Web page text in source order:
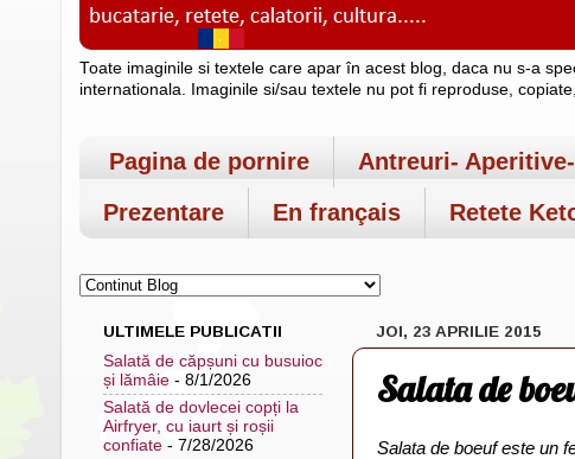
Toate imaginile si textele care apar în acest blog, daca nu s-a
internationala. Imaginile si/sau textele nu pot fi reproduse,
Pagina de pornire Antreuri-
Prezentare
En français Retete
JOI, 23 APRILIE 2015
Salata de
Salata de boeuf este un
ULTIMELE PUBLICATII
Salată de căpșuni cu busuioc
și lămâie - 8/1/2026
Salată de dovlecei copți la
Airfryer, cu iaurt și roșii
confiate - 7/28/2026